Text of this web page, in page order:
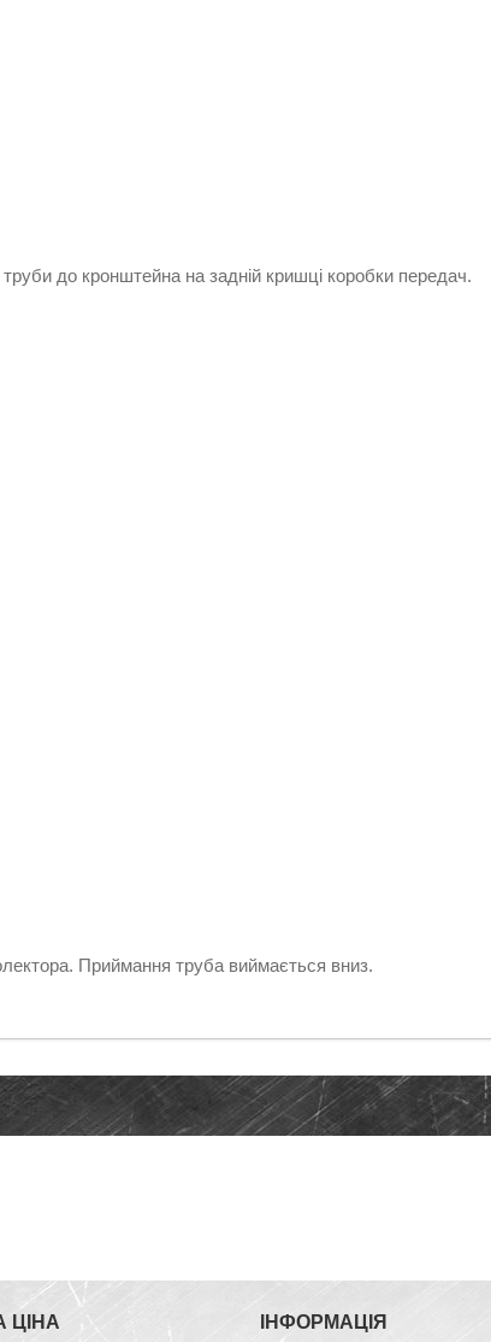
до кронштейна на задній кришці коробки передач.
Приймання труба виймається вниз.
ЦІНА ІНФОРМАЦІЯ